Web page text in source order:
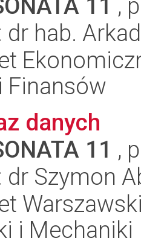
11 ,
dr hab.
Finansów
danych
11 ,
dr Szymon
i Mechaniki